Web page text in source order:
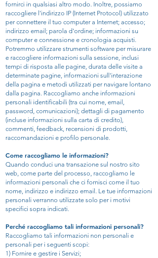
fornirci in qualsiasi altro modo. Inoltre, possiamo
raccogliere l'indirizzo IP (Internet Protocol) utilizzato
per connettere il tuo computer a Internet; accesso;
indirizzo email; parola d'ordine; informazioni su
computer e connessione e cronologia acquisti.
Potremmo utilizzare strumenti software per misurare
e raccogliere informazioni sulla sessione, inclusi
tempi di risposta alle pagine, durata delle visite a
determinate pagine, informazioni sull'interazione
della pagina e metodi utilizzati per navigare lontano
dalla pagina. Raccogliamo anche informazioni
personali identificabili (tra cui nome, email,
password, comunicazioni); dettagli di pagamento
(incluse informazioni sulla carta di credito),
commenti, feedback, recensioni di prodotti,
raccomandazioni e profilo personale.
Come raccogliamo le informazioni?
Quando conduci una transazione sul nostro sito
web, come parte del processo, raccogliamo le
informazioni personali che ci fornisci come il tuo
nome, indirizzo e indirizzo email. Le tue informazioni
personali verranno utilizzate solo per i motivi
specifici sopra indicati.
Perché raccogliamo tali informazioni personali?
Raccogliamo tali informazioni non personali e
personali per i seguenti scopi:
1) Fornire e gestire i Servizi;